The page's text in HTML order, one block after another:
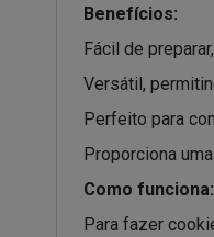
Benefícios:
Fácil de
Versátil,
Perfeito para
Proporciona
Como funciona:
Para fazer